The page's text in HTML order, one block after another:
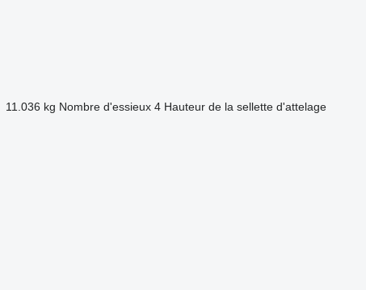
11.036 kg Nombre d'essieux 4 Hauteur de la sellette d'attelage